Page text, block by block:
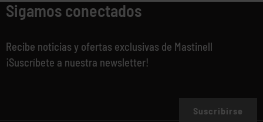
Sigamos conectados
Recibe noticias y ofertas exclusivas de Mastinell
¡Suscríbete a nuestra newsletter!
Suscribirse